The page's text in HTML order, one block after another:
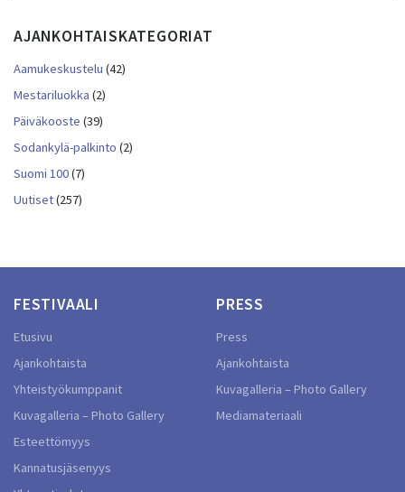
AJANKOHTAISKATEGORIAT
Aamukeskustelu (42)
Mestariluokka (2)
Päiväkooste (39)
Sodankylä-palkinto (2)
Suomi 100(7)
Uutiset(257)
FESTIVAALI
Etusivu
Ajankohtaista
Yhteistyökumppanit
Kuvagalleria – Photo Gallery
Esteettömyys
Kannatusjäsenyys
PRESS
Press
Ajankohtaista
Kuvagalleria – Photo Gallery
Mediamateriaali